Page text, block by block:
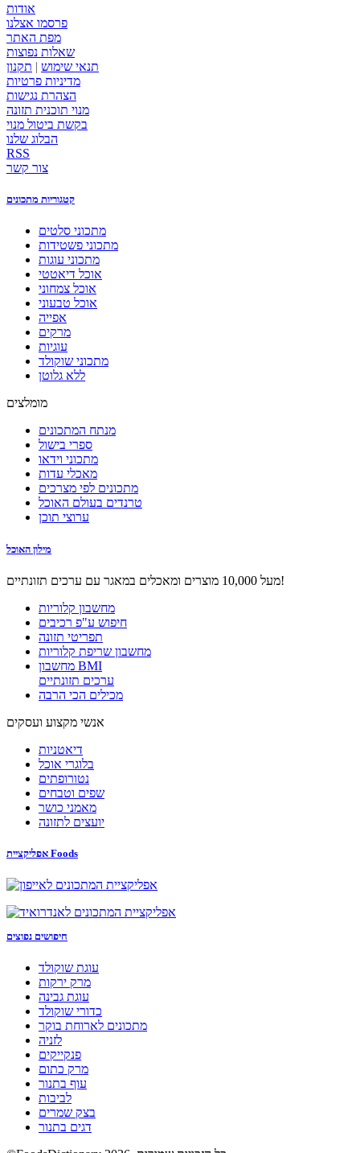
אודות
פרסמו אצלנו
מפת האתר
שאלות נפוצות
תנאי שימוש | תקנון
מדיניות פרטיות
הצהרת נגישות
מנוי תוכנית תזונה
בקשת ביטול מנוי
הבלוג שלנו
RSS
צור קשר
קטגוריות מתכונים
מתכוני סלטים
מתכוני פשטידות
מתכוני עוגות
אוכל דיאטטי
אוכל צמחוני
אוכל טבעוני
אפייה
מרקים
עוגיות
מתכוני שוקולד
ללא גלוטן
מומלצים
מנתח המתכונים
ספרי בישול
מתכוני וידאו
מאכלי עדות
מתכונים לפי מצרכים
טרנדים בעולם האוכל
ערוצי תוכן
מילון האוכל
מעל 10,000 מוצרים ומאכלים במאגר עם ערכים תזונתיים!
מחשבון קלוריות
חיפוש ע"פ רכיבים
תפריטי תזונה
מחשבון שריפת קלוריות
מחשבון BMI
ערכים תזונתיים
מכילים הכי הרבה
אנשי מקצוע ועסקים
דיאטניות
בלוגרי אוכל
נטורופתים
שפים וטבחים
מאמני כושר
יועצים לתזונה
אפליקציית Foods
חיפושים נפוצים
עוגת שוקולד
מרק ירקות
עוגת גבינה
כדורי שוקולד
מתכונים לארוחת בוקר
לזניה
פנקייקים
מרק כתום
עוף בתנור
לביבות
בצק שמרים
דגים בתנור